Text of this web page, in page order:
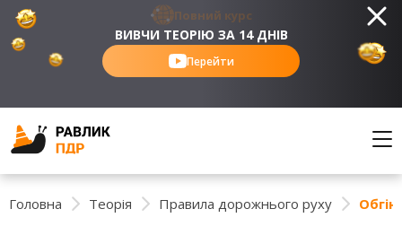
Повний курс
ВИВЧИ ТЕОРІЮ ЗА 14 ДНІВ
Перейти
Головна Теорія Правила дорожнього руху Обгін